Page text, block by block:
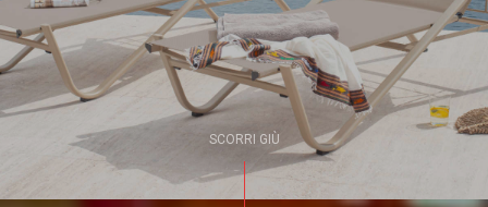
SCORRI GIÙ